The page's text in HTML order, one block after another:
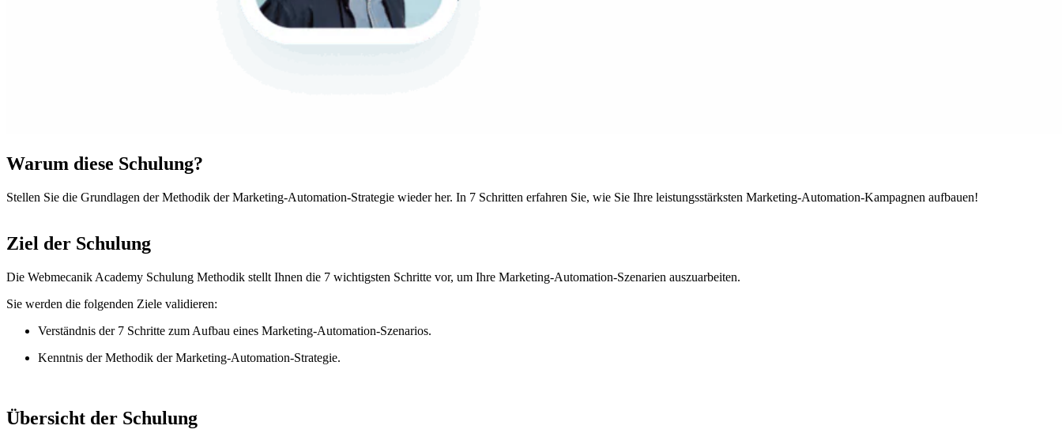
Warum diese Schulung?
Stellen Sie die Grundlagen der Methodik der Marketing-Automation-Strategie wieder her. In 7 Schritten erfahren Sie, wie Sie Ihre leistungsstärksten Marketing-Automation-Kampagnen aufbauen!
Ziel der Schulung
Die Webmecanik Academy Schulung Methodik stellt Ihnen die 7 wichtigsten Schritte vor, um Ihre Marketing-Automation-Szenarien auszuarbeiten.
Sie werden die folgenden Ziele validieren:
Verständnis der 7 Schritte zum Aufbau eines Marketing-Automation-Szenarios.
Kenntnis der Methodik der Marketing-Automation-Strategie.
Übersicht der Schulung